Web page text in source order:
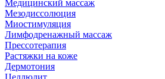
Медицинский массаж
Мезодиссолюция
Миостимуляция
Лимфодренажный массаж
Прессотерапия
Растяжки на коже
Дермотония
Целлюлит